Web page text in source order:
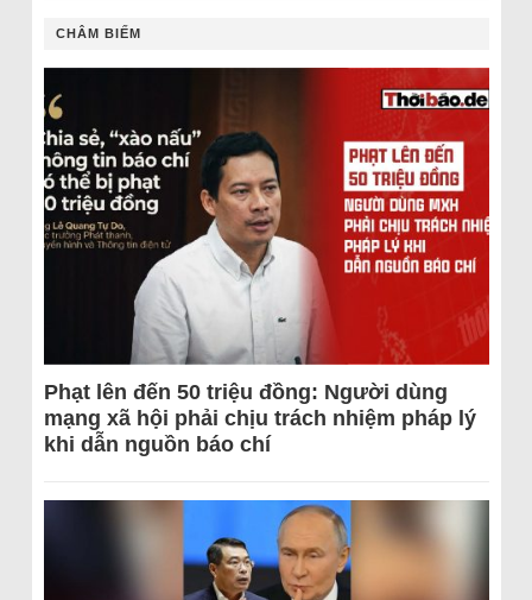
CHÂM BIẾM
Phạt lên đến 50 triệu đồng: Người dùng
mạng xã hội phải chịu trách nhiệm pháp lý
khi dẫn nguồn báo chí